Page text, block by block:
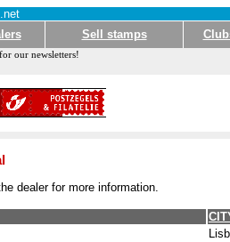
Sell stamps
our newsletters!
dealer for more information.